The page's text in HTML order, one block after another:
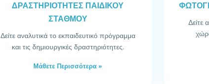
ΔΡΑΣΤΗΡΙΟΤΗΤΕΣ ΠΑΙΔΙΚΟΥ
ΣΤΑΘΜΟΥ
Δείτε αναλυτικά το εκπαιδευτικό πρόγραμμα
και τις δημιουργικές δραστηριότητες.
Μάθετε Περισσότερα »
Δείτε